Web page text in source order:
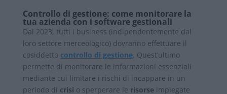
Controllo di gestione: come monitorare la
tua azienda con i software gestionali
Dal 2023, tutti i business (indipendentemente dal
loro settore merceologico) dovranno effettuare il
cosiddetto controllo di gestione. Quest’ultimo
permette di monitorare le informazioni essenziali
mediante cui limitare i rischi di incappare in un
periodo di crisi o sperperare le risorseimpiegate